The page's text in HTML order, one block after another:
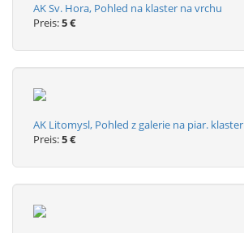
AK Sv. Hora, Pohled na klaster na vrchu
Preis:5 €
AK Litomysl, Pohled z galerie na piar. klaster
Preis:5 €